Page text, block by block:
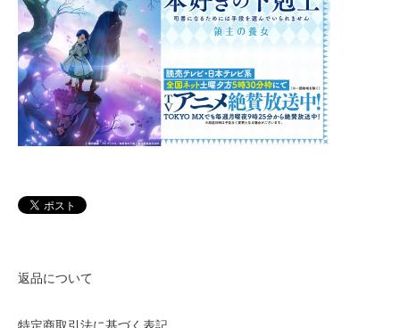
返品について
特定商取引法に基づく表記